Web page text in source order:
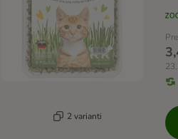
2 varianti